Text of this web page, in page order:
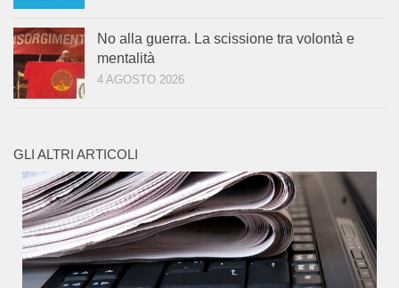
No alla guerra. La scissione tra volontà e
mentalità
4 AGOSTO 2026
GLI ALTRI ARTICOLI